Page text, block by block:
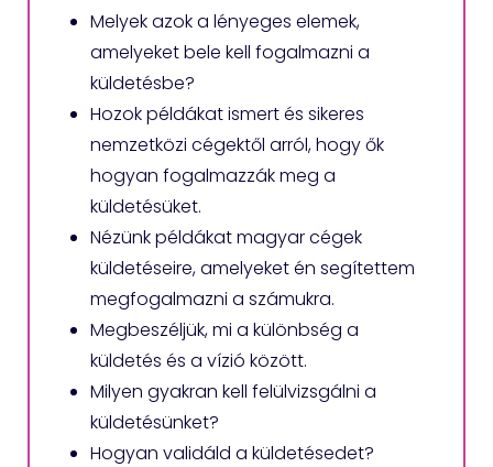
Melyek azok a lényeges elemek,
amelyeket bele kell fogalmazni a
küldetésbe?
Hozok példákat ismert és sikeres
nemzetközi cégektől arról, hogy ők
hogyan fogalmazzák meg a
küldetésüket.
Nézünk példákat magyar cégek
küldetéseire, amelyeket én segítettem
megfogalmazni a számukra.
Megbeszéljük, mi a különbség a
küldetés és a vízió között.
Milyen gyakran kell felülvizsgálni a
küldetésünket?
Hogyan validáld a küldetésedet?